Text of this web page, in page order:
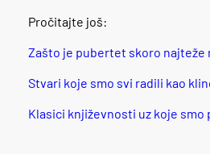
Pročitajte još:
Zašto je pubertet skoro najteže
Stvari koje smo svi radili kao
Klasici književnosti uz koje